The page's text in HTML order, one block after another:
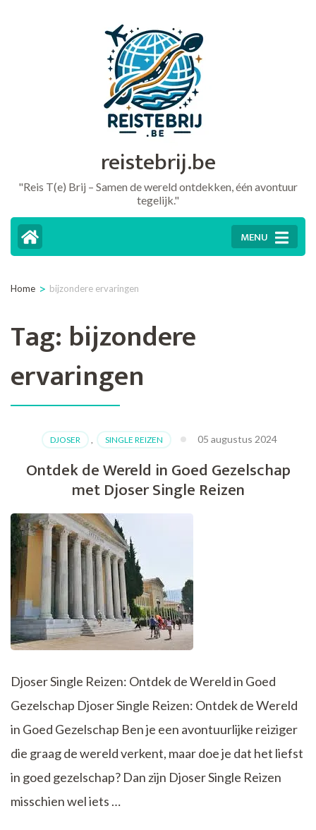
reistebrij.be
"Reis T(e) Brij – Samen de wereld ontdekken, één avontuur
tegelijk."
MENU
Home > bijzondere ervaringen
Tag: bijzondere
ervaringen
DJOSER , SINGLE REIZEN 05 augustus 2024
Ontdek de Wereld in Goed Gezelschap
met Djoser Single Reizen
Djoser Single Reizen: Ontdek de Wereld in Goed
Gezelschap Djoser Single Reizen: Ontdek de Wereld
in Goed Gezelschap Ben je een avontuurlijke reiziger
die graag de wereld verkent, maar doe je dat het liefst
in goed gezelschap? Dan zijn Djoser Single Reizen
misschien wel iets …